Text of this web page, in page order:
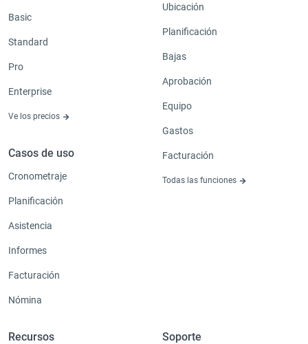
Basic
Standard
Pro
Enterprise
Ve los precios
Casos de uso
Cronometraje
Planificación
Asistencia
Informes
Facturación
Nómina
Ubicación
Planificación
Bajas
Aprobación
Equipo
Gastos
Facturación
Todas las funciones
Recursos Soporte